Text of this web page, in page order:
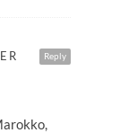
Reply